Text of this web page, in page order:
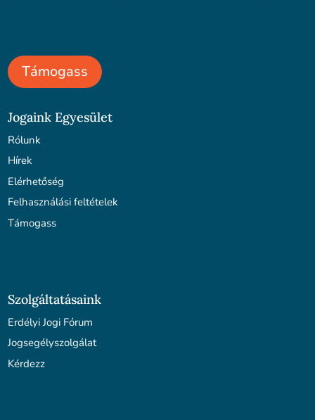
Támogass
Jogaink Egyesület
Rólunk
Hírek
Elérhetőség
Felhasználási feltételek
Támogass
Szolgáltatásaink
Erdélyi Jogi Fórum
Jogsegélyszolgálat
Kérdezz